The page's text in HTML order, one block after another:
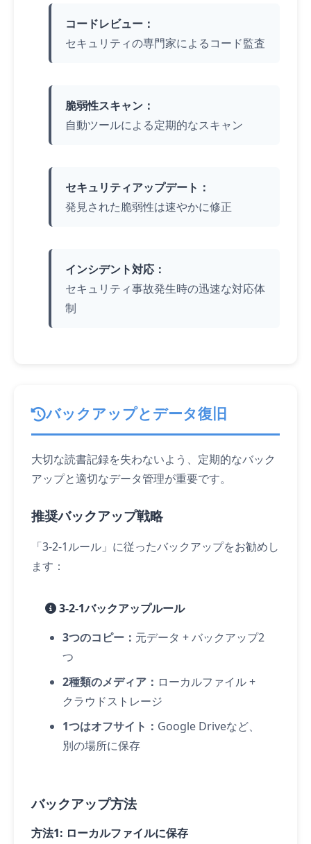
コードレビュー：
セキュリティの専門家によるコード監査
脆弱性スキャン：
自動ツールによる定期的なスキャン
セキュリティアップデート：
発見された脆弱性は速やかに修正
インシデント対応：
セキュリティ事故発生時の迅速な対応体
制
バックアップとデータ復旧
大切な読書記録を失わないよう、定期的なバック
アップと適切なデータ管理が重要です。
推奨バックアップ戦略
「3-2-1ルール」に従ったバックアップをお勧めし
ます：
3-2-1バックアップルール
3つのコピー： 元データ + バックアップ2
つ
2種類のメディア： ローカルファイル +
クラウドストレージ
1つはオフサイト： Google Driveなど、
別の場所に保存
バックアップ方法
方法1: ローカルファイルに保存